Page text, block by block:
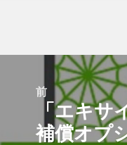
前
前
の
「エキ
補償オプ